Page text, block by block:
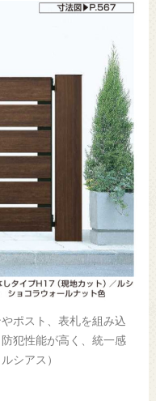
ポスト、表札を組み込
犯性能が高く、統一感
シアス）